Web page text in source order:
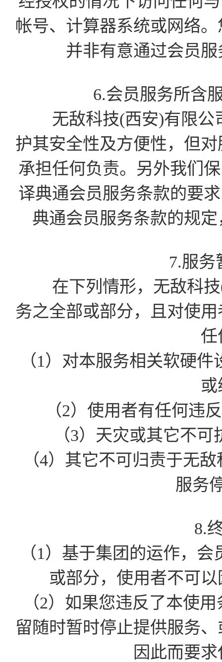
帐号、计算器系统或网络
并非有意通过会员
6.会员服务所含
无敌科技(西安)有限公
护其安全性及方便性，但
承担任何负责。另外我们
译典通会员服务条款的要
典通会员服务条款的规
7.服务
在下列情形，无敌科技(
务之全部或部分，且对使
任
（1）对本服务相关软硬
或
（2）使用者有任何违
（3）天灾或其它不
（4）其它不可归责于无
服务
8.
（1）基于集团的运作，
或部分，使用者不可
（2）如果您违反了本使
留随时暂时停止提供服务
因此而要